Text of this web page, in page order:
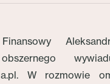
W rozmowie